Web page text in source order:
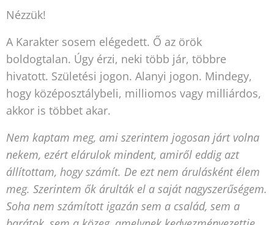
Nézzük!
A Karakter sosem elégedett. Ő az örök
boldogtalan. Úgy érzi, neki több jár, többre
hivatott. Születési jogon. Alanyi jogon. Mindegy,
hogy középosztálybeli, milliomos vagy milliárdos,
akkor is többet akar.
Nem kaptam meg, ami szerintem jogosan járt volna
nekem, ezért elárulok mindent, amiről eddig azt
állítottam, hogy számít. De ezt nem árulásként élem
meg. Szerintem ők árulták el a saját nagyszerűségem.
Soha nem számított igazán sem a család, sem a